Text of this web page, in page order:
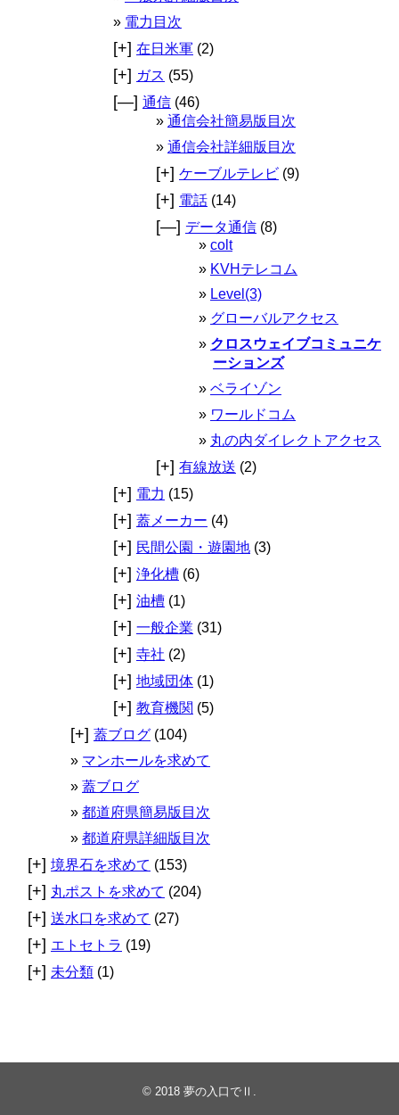
電力目次
[+] 在日米軍 (2)
[+] ガス (55)
[—] 通信 (46)
通信会社簡易版目次
通信会社詳細版目次
[+] ケーブルテレビ (9)
[+] 電話 (14)
[—] データ通信 (8)
colt
KVHテレコム
Level(3)
グローバルアクセス
クロスウェイブコミュニケ
ーションズ
ベライゾン
ワールドコム
丸の内ダイレクトアクセス
[+] 有線放送 (2)
[+] 電力 (15)
[+] 蓋メーカー (4)
[+] 民間公園・遊園地 (3)
[+] 浄化槽 (6)
[+] 油槽 (1)
[+] 一般企業 (31)
[+] 寺社 (2)
[+] 地域団体 (1)
[+] 教育機関 (5)
[+] 蓋ブログ (104)
マンホールを求めて
蓋ブログ
都道府県簡易版目次
都道府県詳細版目次
[+] 境界石を求めて (153)
[+] 丸ポストを求めて (204)
[+] 送水口を求めて (27)
[+] エトセトラ (19)
[+] 未分類 (1)
© 2018 夢の入口でⅡ .